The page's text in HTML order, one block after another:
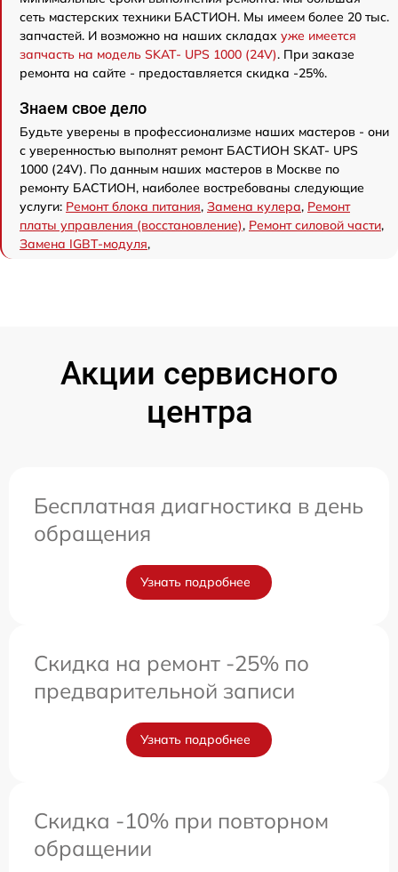
сеть мастерских техники БАСТИОН. Мы имеем более 20 тыс.
запчастей. И возможно на наших складах уже имеется
запчасть на модель SKAT- UPS 1000 (24V). При заказе
ремонта на сайте - предоставляется скидка -25%.
Знаем свое дело
Будьте уверены в профессионализме наших мастеров - они
с уверенностью выполнят ремонт БАСТИОН SKAT- UPS
1000 (24V). По данным наших мастеров в Москве по
ремонту БАСТИОН, наиболее востребованы следующие
услуги: Ремонт блока питания, Замена кулера, Ремонт
платы управления (восстановление), Ремонт силовой части,
Замена IGBT-модуля,
Акции сервисного
центра
Бесплатная диагностика в день
обращения
Узнать подробнее
Скидка на ремонт -25% по
предварительной записи
Узнать подробнее
Скидка -10% при повторном
обращении